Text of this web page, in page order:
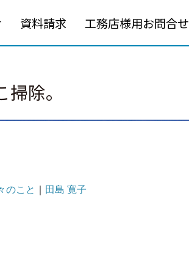
資料請求 工務店様用お問合せ
除。
のこと 田島 寛子